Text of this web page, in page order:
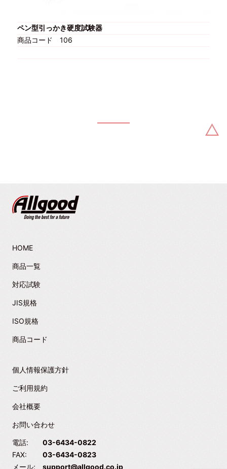
ペン型引っかき硬度試験器
商品コード
106
HOME
商品一覧
対応試験
JIS規格
ISO規格
商品コード
個人情報保護方針
ご利用規約
会社概要
お問い合わせ
電話:
03-6434-0822
FAX:
03-6434-0823
メール:
support@allgood.co.jp